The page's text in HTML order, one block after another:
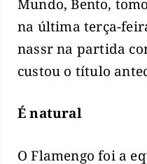
Mundo, Bento,
na última terça-
nassr na partida
custou o título
É natural
O Flamengo foi a